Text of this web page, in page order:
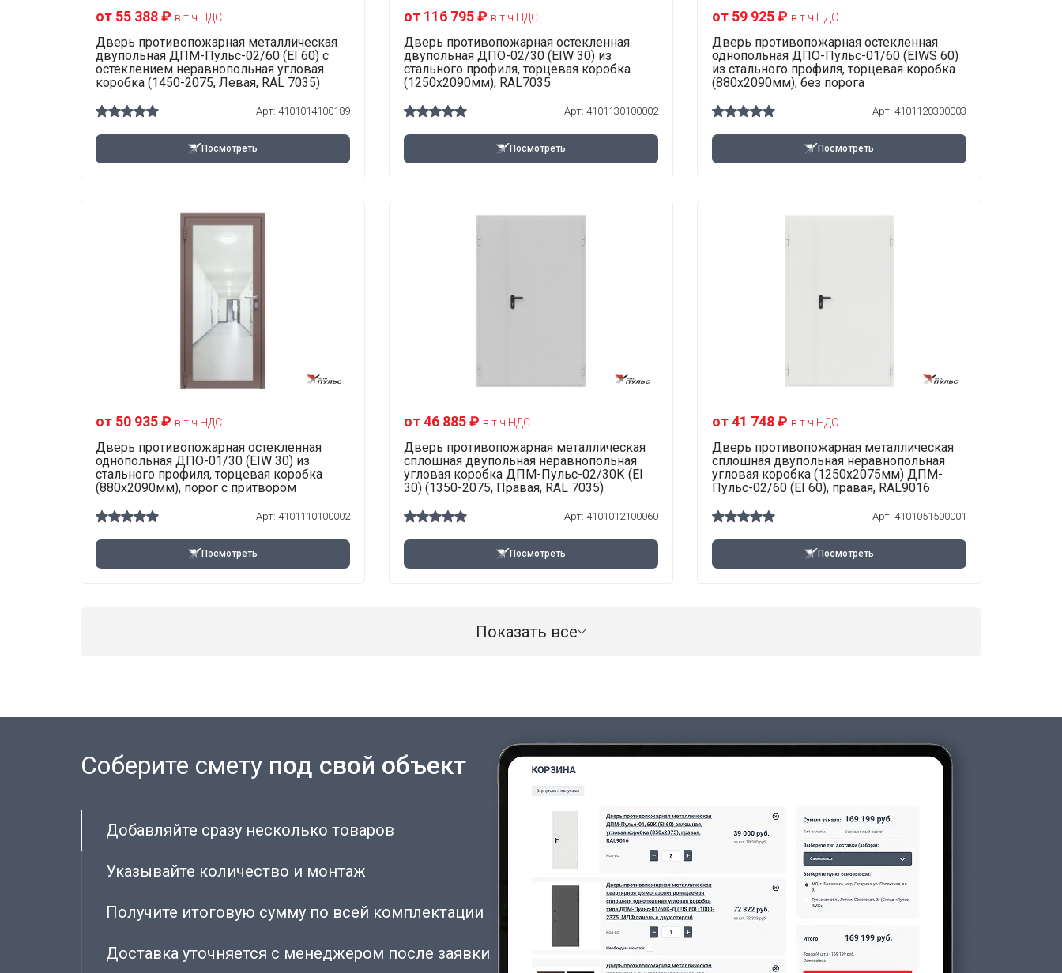
от 55 388 ₽ в т.ч НДС
Дверь противопожарная металлическая
двупольная ДПМ-Пульс-02/60 (EI 60) с
остеклением неравнопольная угловая
коробка (1450-2075, Левая, RAL 7035)
Арт: 4101014100189
Посмотреть
от 116 795 ₽ в т.ч НДС
Дверь противопожарная остекленная
двупольная ДПО-02/30 (EIW 30) из
стального профиля, торцевая коробка
(1250х2090мм), RAL7035
Арт: 4101130100002
Посмотреть
от 59 925 ₽ в т.ч НДС
Дверь противопожарная остекленная
однопольная ДПО-Пульс-01/60 (EIWS 60)
из стального профиля, торцевая коробка
(880х2090мм), без порога
Арт: 4101120300003
Посмотреть
от 50 935 ₽ в т.ч НДС
Дверь противопожарная остекленная
однопольная ДПО-01/30 (EIW 30) из
стального профиля, торцевая коробка
(880х2090мм), порог с притвором
Арт: 4101110100002
Посмотреть
от 46 885 ₽ в т.ч НДС
Дверь противопожарная металлическая
сплошная двупольная неравнопольная
угловая коробка ДПМ-Пульс-02/30К (EI
30) (1350-2075, Правая, RAL 7035)
Арт: 4101012100060
Посмотреть
от 41 748 ₽ в т.ч НДС
Дверь противопожарная металлическая
сплошная двупольная неравнопольная
угловая коробка (1250х2075мм) ДПМ-
Пульс-02/60 (EI 60), правая, RAL9016
Арт: 4101051500001
Посмотреть
Показать все
Соберите смету под свой объект
Добавляйте сразу несколько товаров
Указывайте количество и монтаж
Получите итоговую сумму по всей комплектации
Доставка уточняется с менеджером после заявки